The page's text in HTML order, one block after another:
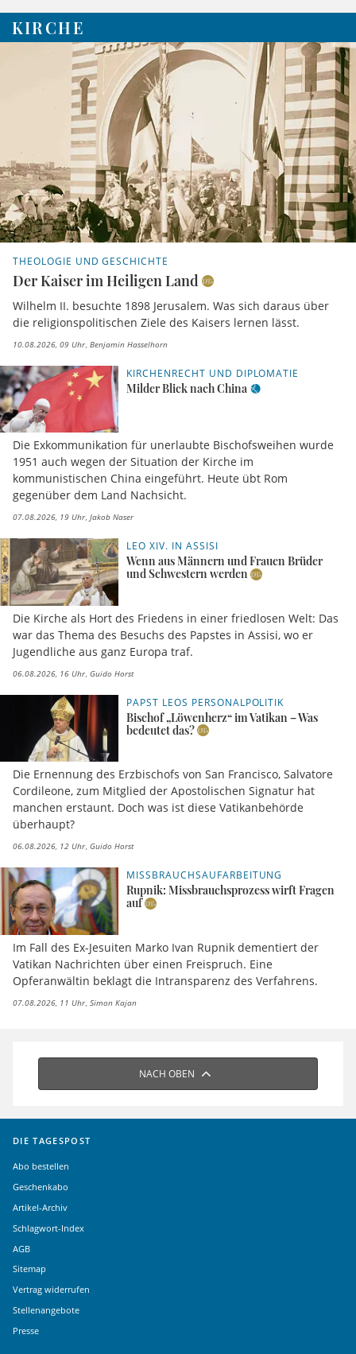
KIRCHE
THEOLOGIE UND GESCHICHTE
Der Kaiser im Heiligen Land
Wilhelm II. besuchte 1898 Jerusalem. Was sich daraus über
die religionspolitischen Ziele des Kaisers lernen lässt.
10.08.2026, 09 Uhr Benjamin Hasselhorn
KIRCHENRECHT UND DIPLOMATIE
Milder Blick nach China
Die Exkommunikation für unerlaubte Bischofsweihen wurde
1951 auch wegen der Situation der Kirche im
kommunistischen China eingeführt. Heute übt Rom
gegenüber dem Land Nachsicht.
07.08.2026, 19 Uhr Jakob Naser
LEO XIV. IN ASSISI
Wenn aus Männern und Frauen Brüder
und Schwestern werden
Die Kirche als Hort des Friedens in einer friedlosen Welt: Das
war das Thema des Besuchs des Papstes in Assisi, wo er
Jugendliche aus ganz Europa traf.
06.08.2026, 16 Uhr Guido Horst
PAPST LEOS PERSONALPOLITIK
Bischof „Löwenherz“ im Vatikan – Was
bedeutet das?
Die Ernennung des Erzbischofs von San Francisco, Salvatore
Cordileone, zum Mitglied der Apostolischen Signatur hat
manchen erstaunt. Doch was ist diese Vatikanbehörde
überhaupt?
06.08.2026, 12 Uhr Guido Horst
MISSBRAUCHSAUFARBEITUNG
Rupnik: Missbrauchsprozess wirft Fragen
auf
Im Fall des Ex-Jesuiten Marko Ivan Rupnik dementiert der
Vatikan Nachrichten über einen Freispruch. Eine
Opferanwältin beklagt die Intransparenz des Verfahrens.
07.08.2026, 11 Uhr Simon Kajan
NACH OBEN
DIE TAGESPOST
Abo bestellen
Geschenkabo
Artikel-Archiv
Schlagwort-Index
AGB
Sitemap
Vertrag widerrufen
Stellenangebote
Presse